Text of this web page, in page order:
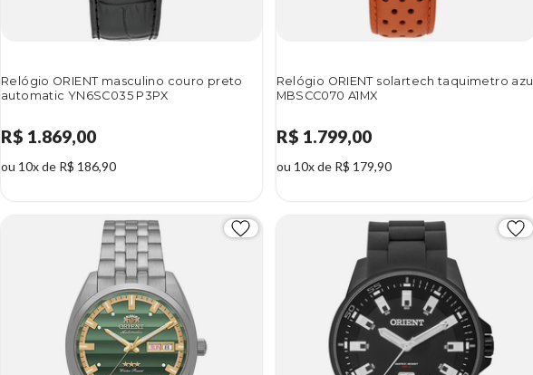
Relógio ORIENT masculino couro preto
automatic YN6SC035 P3PX
R$ 1.869,00
ou 10x de R$ 186,90
Relógio ORIENT solartech taquimetro azul
MBSCC070 A1MX
R$ 1.799,00
ou 10x de R$ 179,90